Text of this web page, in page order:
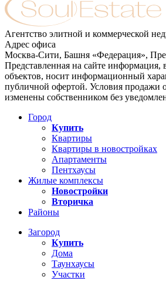
Агентство элитной и коммерческой
Адрес офиса
Москва-Сити, Башня «Федерация»,
Представленная на сайте информация,
объектов, носит информационный
публичной офертой. Условия продажи
изменены собственником без
Город
Купить
Квартиры
Квартиры в новостройках
Апартаменты
Пентхаусы
Жилые комплексы
Новостройки
Вторичка
Районы
Загород
Купить
Дома
Таунхаусы
Участки